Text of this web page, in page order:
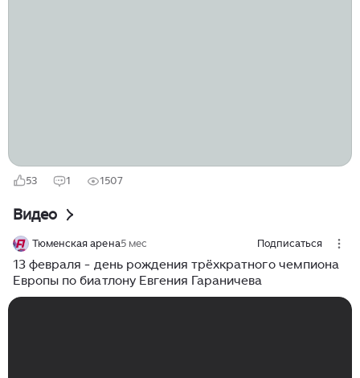
53 1 1507
Видео
Тюменская арена5 мес Подписаться
13 февраля - день рождения трёхкратного чемпиона
Европы по биатлону Евгения Гараничева